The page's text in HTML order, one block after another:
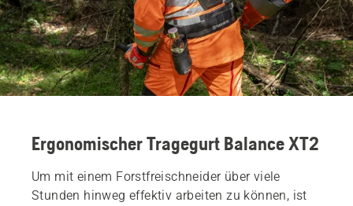
Ergonomischer Tragegurt Balance XT2
Um mit einem Forstfreischneider über viele
Stunden hinweg effektiv arbeiten zu können, ist